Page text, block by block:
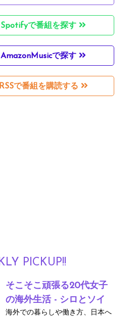
Spotifyで番組を探す
AmazonMusicで探す
で番組を購読する
PICKUP!!
そこそこ頑張る20代女子
の海外生活 - シロとソイ
海外での暮らしや働き方、日本へ